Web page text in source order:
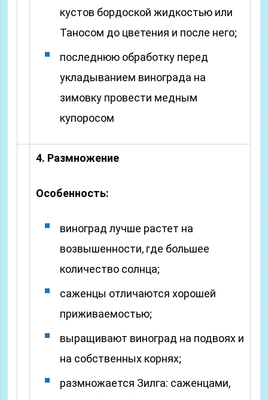
кустов бордоской жидкостью или
Таносом до цветения и после него;
последнюю обработку перед
укладыванием винограда на
зимовку провести медным
купоросом
4. Размножение
Особенность:
виноград лучше растет на
возвышенности, где большее
количество солнца;
саженцы отличаются хорошей
приживаемостью;
выращивают виноград на подвоях и
на собственных корнях;
размножается Зилга: саженцами,